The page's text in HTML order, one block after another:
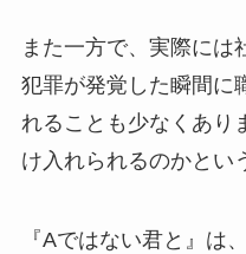
また一方で、実際には
犯罪が発覚した瞬間に
れることも少なくあり
け入れられるのかとい
『Aではない君と』は